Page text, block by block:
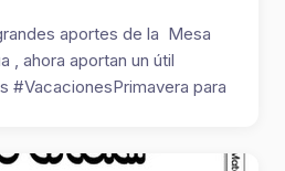
aportes de la Mesa
, ahora aportan un útil
#VacacionesPrimavera para